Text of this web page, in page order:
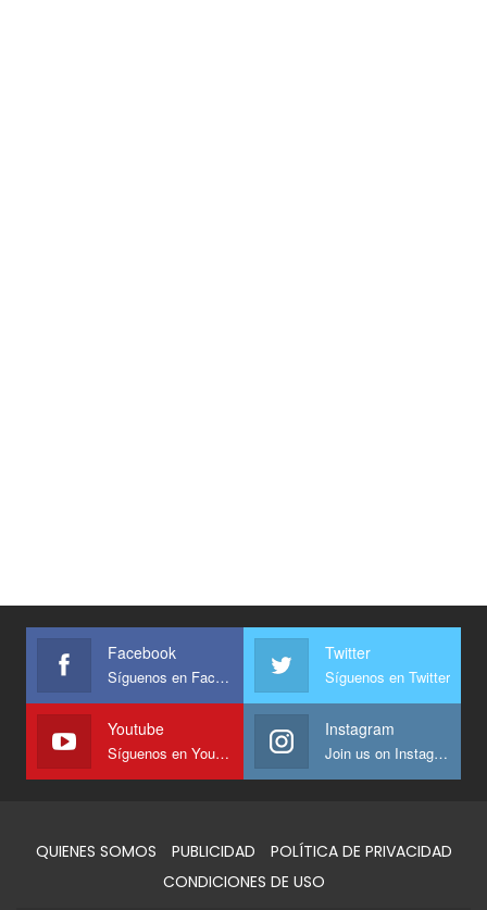
Facebook
Síguenos en Facebook
Twitter
Síguenos en Twitter
Youtube
Síguenos en Youtube
Instagram
Join us on Instagram
QUIENES SOMOS PUBLICIDAD
POLÍTICA DE PRIVACIDAD
CONDICIONES DE USO